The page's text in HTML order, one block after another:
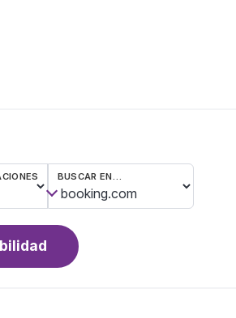
BUSCAR EN…